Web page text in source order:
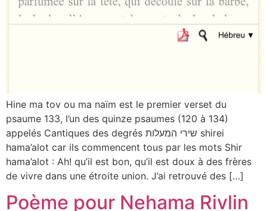
Hine ma tov ou ma naïm est le premier verset du
psaume 133, l’un des quinze psaumes (120 à 134)
appelés Cantiques des degrés שירי המעלות shirei
hama’alot car ils commencent tous par les mots Shir
hama’alot : Ah! qu’il est bon, qu’il est doux à des frères
de vivre dans une étroite union. J’ai retrouvé des […]
Poème pour Nehama Rivlin